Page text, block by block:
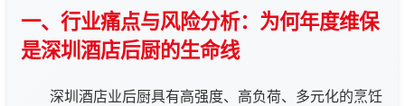
一、行业痛点与风险分析：为何年度维保
是深圳酒店后厨的生命线
深圳酒店业后厨具有高强度、高负荷、多元化的烹饪